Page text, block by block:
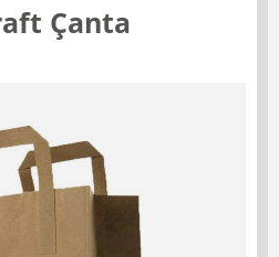
Çanta